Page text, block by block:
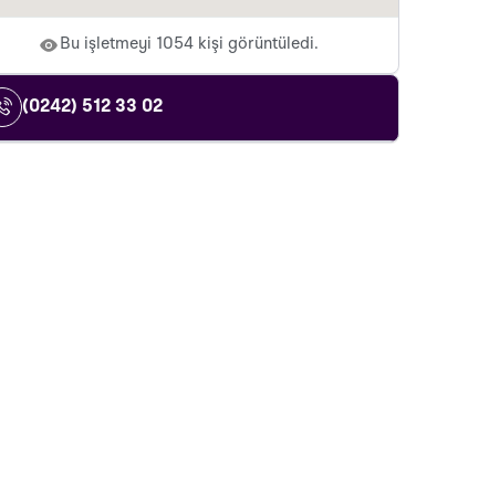
Bu işletmeyi 1054 kişi görüntüledi.
(0242) 512 33 02